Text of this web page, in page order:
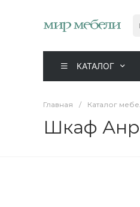
КАТАЛОГ
Главная / Каталог
Шкаф